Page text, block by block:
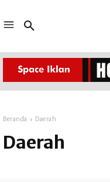
Beranda Daerah
Daerah